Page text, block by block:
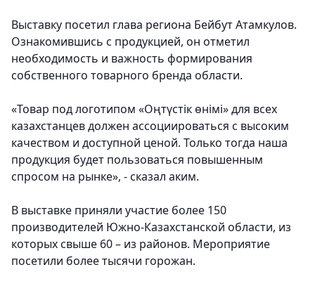
Выставку посетил глава региона Бейбут Атамкулов.
Ознакомившись с продукцией, он отметил
необходимость и важность формирования
собственного товарного бренда области.
«Товар под логотипом «Оңтүстік өнімі» для всех
казахстанцев должен ассоциироваться с высоким
качеством и доступной ценой. Только тогда наша
продукция будет пользоваться повышенным
спросом на рынке», - сказал аким.
В выставке приняли участие более 150
производителей Южно-Казахстанской области, из
которых свыше 60 – из районов. Мероприятие
посетили более тысячи горожан.